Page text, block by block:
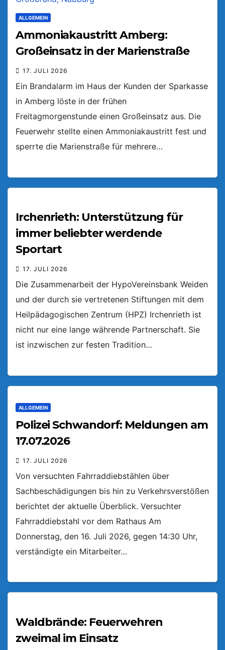
ALLGEMEIN
Ammoniakaustritt Amberg:
Großeinsatz in der Marienstraße
17. JULI 2026
Ein Brandalarm im Haus der Kunden der Sparkasse
in Amberg löste in der frühen
Freitagmorgenstunde einen Großeinsatz aus. Die
Feuerwehr stellte einen Ammoniakaustritt fest und
sperrte die Marienstraße für mehrere…
Irchenrieth: Unterstützung für
immer beliebter werdende
Sportart
17. JULI 2026
Die Zusammenarbeit der HypoVereinsbank Weiden
und der durch sie vertretenen Stiftungen mit dem
Heilpädagogischen Zentrum (HPZ) Irchenrieth ist
nicht nur eine lange währende Partnerschaft. Sie
ist inzwischen zur festen Tradition…
ALLGEMEIN
Polizei Schwandorf: Meldungen am
17.07.2026
17. JULI 2026
Von versuchten Fahrraddiebstählen über
Sachbeschädigungen bis hin zu Verkehrsverstößen
berichtet der aktuelle Überblick. Versuchter
Fahrraddiebstahl vor dem Rathaus Am
Donnerstag, den 16. Juli 2026, gegen 14:30 Uhr,
verständigte ein Mitarbeiter…
Waldbrände: Feuerwehren
zweimal im Einsatz